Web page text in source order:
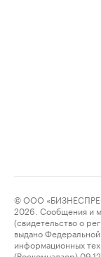
© ООО
2026. Сообщения и
(свидетельство о
выдано
информационных